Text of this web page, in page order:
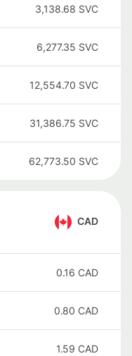
3,138.68 SVC
6,277.35 SVC
12,554.70 SVC
31,386.75 SVC
62,773.50 SVC
CAD
0.16 CAD
0.80 CAD
1.59 CAD